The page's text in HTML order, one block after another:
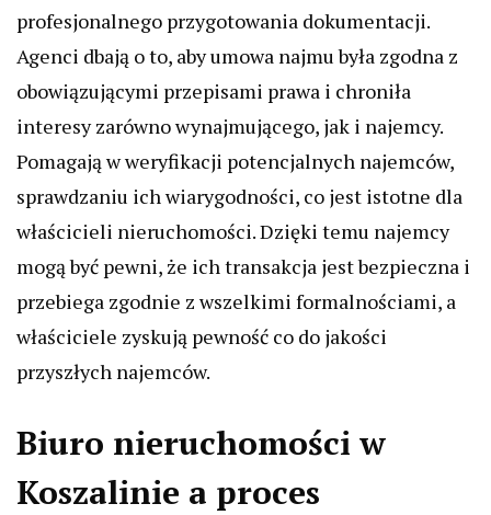
profesjonalnego przygotowania dokumentacji.
Agenci dbają o to, aby umowa najmu była zgodna z
obowiązującymi przepisami prawa i chroniła
interesy zarówno wynajmującego, jak i najemcy.
Pomagają w weryfikacji potencjalnych najemców,
sprawdzaniu ich wiarygodności, co jest istotne dla
właścicieli nieruchomości. Dzięki temu najemcy
mogą być pewni, że ich transakcja jest bezpieczna i
przebiega zgodnie z wszelkimi formalnościami, a
właściciele zyskują pewność co do jakości
przyszłych najemców.
Biuro nieruchomości w
Koszalinie a proces